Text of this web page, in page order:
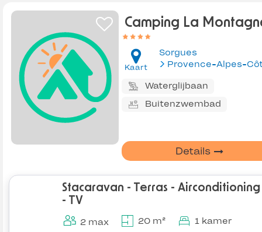
Camping La
Kaart
Sorgues
Waterglijbaan
Buitenzwembad
Details
Stacaravan - Terras - Airconditioning
- TV
2 max 20 m² 1 kamer